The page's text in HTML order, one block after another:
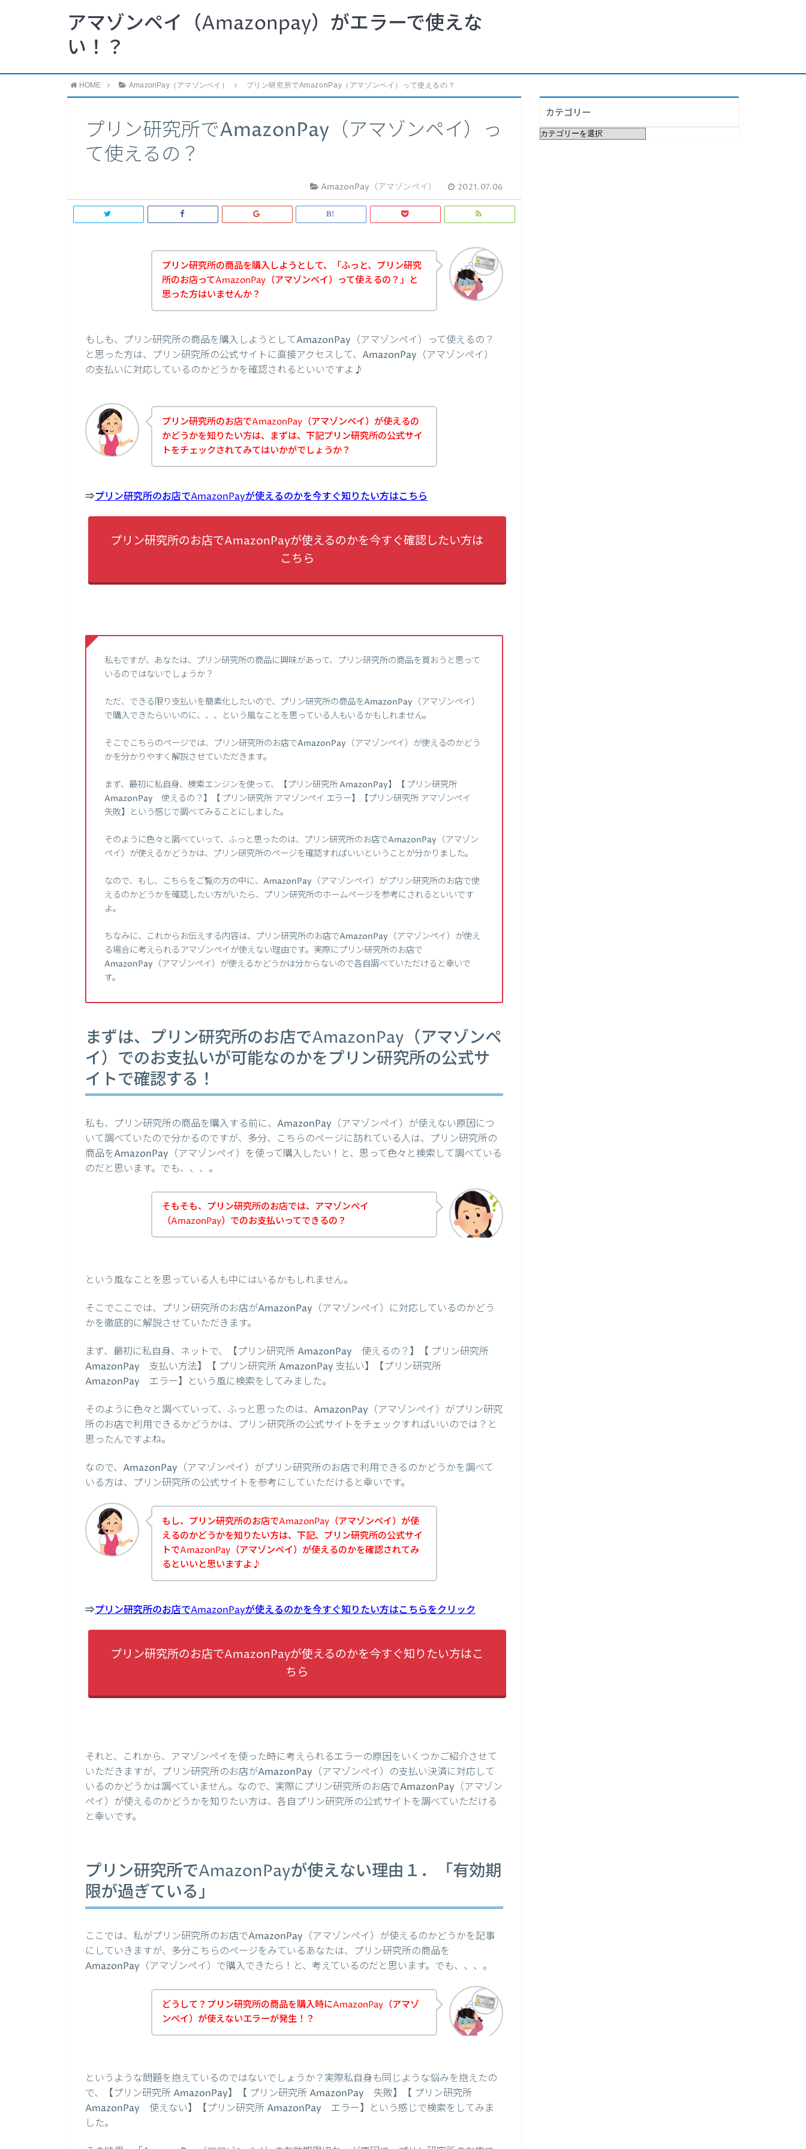
アマゾンペイ（Amazonpay）がエラーで使えな
い！？
HOME AmazonPay（アマゾンペイ） プリン研究所でAmazonPay（アマゾンペイ）って使えるの？
プリン研究所でAmazonPay（アマゾンペイ）っ
て使えるの？
AmazonPay（アマゾンペイ） 2021.07.06
プリン研究所の商品を購入しようとして、「ふっと、プリン研究
所のお店ってAmazonPay（アマゾンペイ）って使えるの？」と
思った方はいませんか？
もしも、プリン研究所の商品を購入しようとしてAmazonPay（アマゾンペイ）って使えるの？
と思った方は、プリン研究所の公式サイトに直接アクセスして、AmazonPay（アマゾンペイ）
の支払いに対応しているのかどうかを確認されるといいですよ♪
プリン研究所のお店でAmazonPay（アマゾンペイ）が使えるの
かどうかを知りたい方は、まずは、下記プリン研究所の公式サイ
トをチェックされてみてはいかがでしょうか？
⇒プリン研究所のお店でAmazonPayが使えるのかを今すぐ知りたい方はこちら
プリン研究所のお店でAmazonPayが使えるのかを今すぐ確認したい方は
こちら
私もですが、あなたは、プリン研究所の商品に興味があって、プリン研究所の商品を買おうと思って
いるのではないでしょうか？
ただ、できる限り支払いを簡素化したいので、プリン研究所の商品をAmazonPay（アマゾンペイ）
で購入できたらいいのに、、、という風なことを思っている人もいるかもしれません。
そこでこちらのページでは、プリン研究所のお店でAmazonPay（アマゾンペイ）が使えるのかどう
かを分かりやすく解説させていただきます。
まず、最初に私自身、検索エンジンを使って、【プリン研究所 AmazonPay】【 プリン研究所
AmazonPay 使えるの？】【 プリン研究所 アマゾンペイ エラー】【プリン研究所 アマゾンペイ
失敗】という感じで調べてみることにしました。
そのように色々と調べていって、ふっと思ったのは、プリン研究所のお店でAmazonPay（アマゾン
ペイ）が使えるかどうかは、プリン研究所のページを確認すればいいということが分かりました。
なので、もし、こちらをご覧の方の中に、AmazonPay（アマゾンペイ）がプリン研究所のお店で使
えるのかどうかを確認したい方がいたら、プリン研究所のホームページを参考にされるといいです
よ。
ちなみに、これからお伝えする内容は、プリン研究所のお店でAmazonPay（アマゾンペイ）が使え
る場合に考えられるアマゾンペイが使えない理由です。実際にプリン研究所のお店で
AmazonPay（アマゾンペイ）が使えるかどうかは分からないので各自調べていただけると幸いで
す。
まずは、プリン研究所のお店でAmazonPay（アマゾンペ
イ）でのお支払いが可能なのかをプリン研究所の公式サ
イトで確認する！
私も、プリン研究所の商品を購入する前に、AmazonPay（アマゾンペイ）が使えない原因につ
いて調べていたので分かるのですが、多分、こちらのページに訪れている人は、プリン研究所の
商品をAmazonPay（アマゾンペイ）を使って購入したい！と、思って色々と検索して調べている
のだと思います。でも、、、。
そもそも、プリン研究所のお店では、アマゾンペイ
（AmazonPay）でのお支払いってできるの？
という風なことを思っている人も中にはいるかもしれません。
そこでここでは、プリン研究所のお店がAmazonPay（アマゾンペイ）に対応しているのかどう
かを徹底的に解説させていただきます。
まず、最初に私自身、ネットで、【プリン研究所 AmazonPay 使えるの？】【 プリン研究所
AmazonPay 支払い方法】【 プリン研究所 AmazonPay 支払い】【プリン研究所
AmazonPay エラー】という風に検索をしてみました。
そのように色々と調べていって、ふっと思ったのは、AmazonPay（アマゾンペイ）がプリン研究
所のお店で利用できるかどうかは、プリン研究所の公式サイトをチェックすればいいのでは？と
思ったんですよね。
なので、AmazonPay（アマゾンペイ）がプリン研究所のお店で利用できるのかどうかを調べて
いる方は、プリン研究所の公式サイトを参考にしていただけると幸いです。
もし、プリン研究所のお店でAmazonPay（アマゾンペイ）が使
えるのかどうかを知りたい方は、下記、プリン研究所の公式サイ
トでAmazonPay（アマゾンペイ）が使えるのかを確認されてみ
るといいと思いますよ♪
⇒プリン研究所のお店でAmazonPayが使えるのかを今すぐ知りたい方はこちらをクリック
プリン研究所のお店でAmazonPayが使えるのかを今すぐ知りたい方はこ
ちら
それと、これから、アマゾンペイを使った時に考えられるエラーの原因をいくつかご紹介させて
いただきますが、プリン研究所のお店がAmazonPay（アマゾンペイ）の支払い決済に対応して
いるのかどうかは調べていません。なので、実際にプリン研究所のお店でAmazonPay（アマゾン
ペイ）が使えるのかどうかを知りたい方は、各自プリン研究所の公式サイトを調べていただける
と幸いです。
プリン研究所でAmazonPayが使えない理由１．「有効期
限が過ぎている」
ここでは、私がプリン研究所のお店でAmazonPay（アマゾンペイ）が使えるのかどうかを記事
にしていきますが、多分こちらのページをみているあなたは、プリン研究所の商品を
AmazonPay（アマゾンペイ）で購入できたら！と、考えているのだと思います。でも、、、。
どうして？プリン研究所の商品を購入時にAmazonPay（アマゾ
ンペイ）が使えないエラーが発生！？
というような問題を抱えているのではないでしょうか？実際私自身も同じような悩みを抱えたの
で、【プリン研究所 AmazonPay】【 プリン研究所 AmazonPay 失敗】【 プリン研究所
AmazonPay 使えない】【プリン研究所 AmazonPay エラー】という感じで検索をしてみま
した。
カテゴリー